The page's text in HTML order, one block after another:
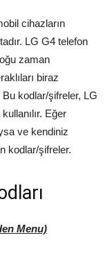
cihazların
LG G4 telefon
zaman
biraz
Bu kodlar/şifreler, LG
Eğer
ve kendiniz
kodlar/şifreler.
Menu)